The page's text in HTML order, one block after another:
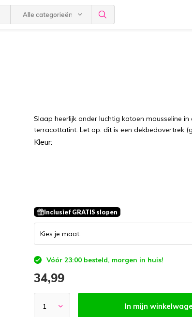
Alle categorieën
Slaap heerlijk onder luchtig katoen mousseline in
terracottatint. Let op: dit is een dekbedovertrek
Kleur:
Inclusief GRATIS slopen
Vóór 23:00 besteld, morgen in huis!
34,99
In mijn